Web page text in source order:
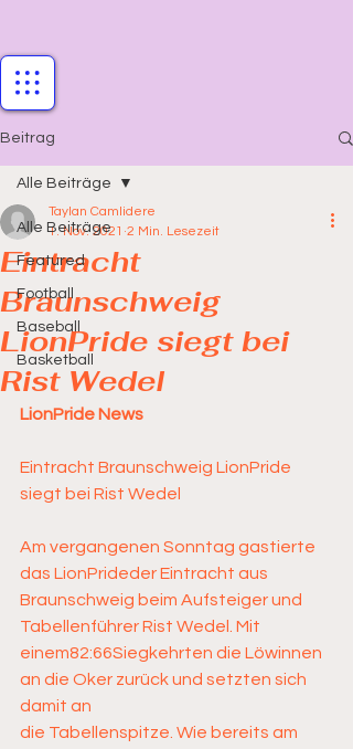
Beitrag
Alle Beiträge
Featured
Football
Baseball
Basketball
Alle Beiträge
Eintracht
Braunschweig
LionPride siegt bei
Rist Wedel
Taylan Camlidere
1. Nov. 2021 2 Min. Lesezeit
LionPride News
Eintracht Braunschweig LionPride
siegt bei Rist Wedel
Am vergangenen Sonntag gastierte
das LionPrideder Eintracht aus
Braunschweig beim Aufsteiger und
Tabellenführer Rist Wedel. Mit
einem82:66Siegkehrten die Löwinnen
an die Oker zurück und setzten sich
damit an
die Tabellenspitze. Wie bereits am